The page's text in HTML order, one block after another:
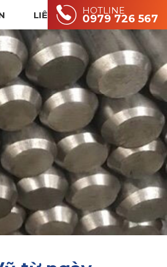
LIÊN HỆ HOTLINE
0979 726 567